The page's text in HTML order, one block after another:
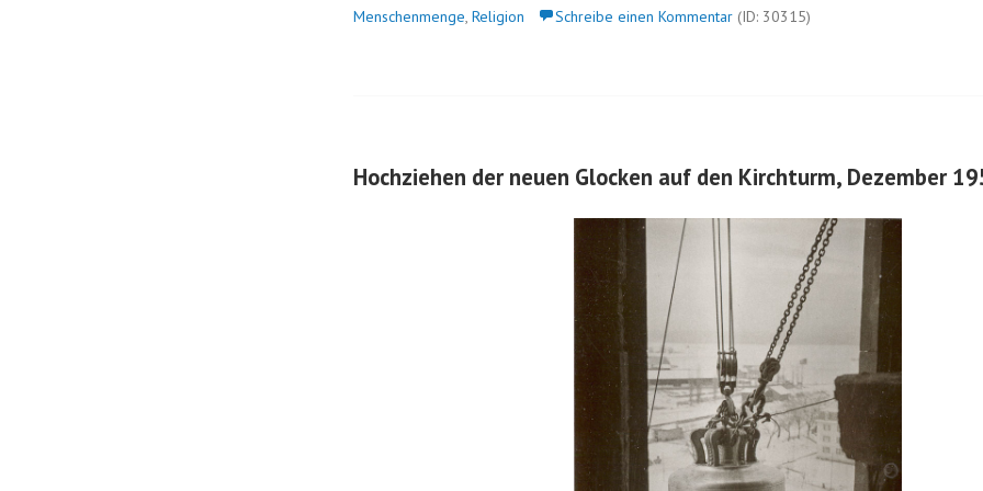
Menschenmenge, Religion Schreibe einen Kommentar (ID: 30315)
Hochziehen der neuen Glocken auf den Kirchturm, Dezember